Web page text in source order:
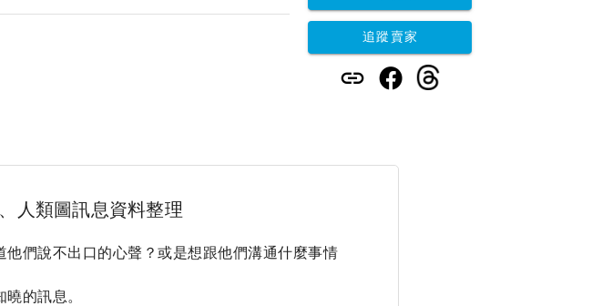
追蹤賣家
人類圖訊息資料整理
們說不出口的心聲？或是想跟他們溝通什麼事情
的訊息。